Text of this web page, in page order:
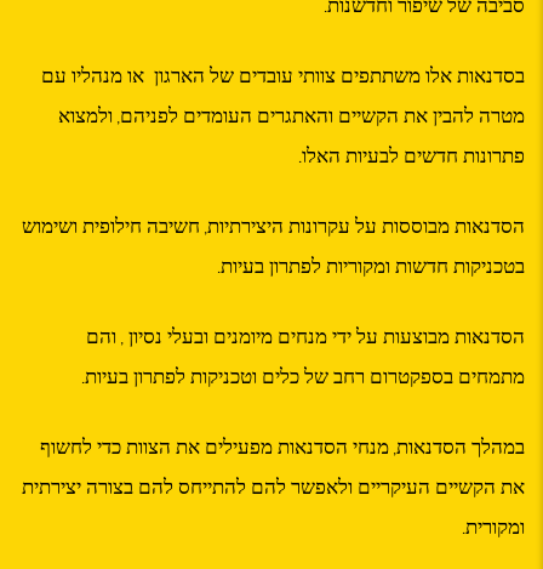
סביבה של שיפור וחדשנות.
בסדנאות אלו משתתפים צוותי עובדים של הארגון או מנהליו עם
מטרה להבין את הקשיים והאתגרים העומדים לפניהם ולמצוא
פתרונות חדשים לבעיות האלו.
הסדנאות מבוססות על עקרונות היצירתיות חשיבה חילופית ושימוש
בטכניקות חדשות ומקוריות לפתרון בעיות.
הסדנאות מבוצעות על ידי מנחים מיומנים ובעלי נסיון
והם
מתמחים בספקטרום רחב של כלים וטכניקות לפתרון בעיות.
במהלך הסדנאות מנחי הסדנאות מפעילים את הצוות כדי לחשוף
את הקשיים העיקריים ולאפשר להם להתייחס להם בצורה יצירתית
ומקורית.